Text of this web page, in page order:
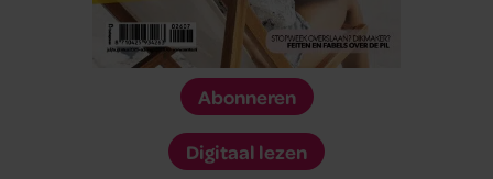
Abonneren
Digitaal lezen